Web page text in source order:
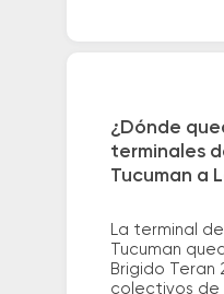
¿Dónde
terminales
Tucuman a
La terminal
Tucuman
Brigido Teran
colectivos de